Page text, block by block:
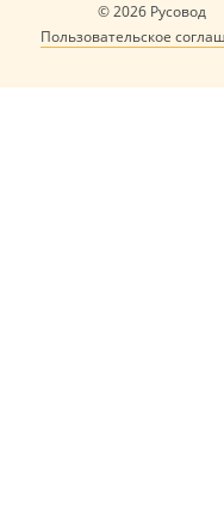
© 2026 Русовод
Пользовательское